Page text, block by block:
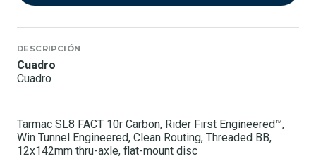
DESCRIPCIÓN
Cuadro
Cuadro
Tarmac SL8 FACT 10r Carbon, Rider First Engineered™,
Win Tunnel Engineered, Clean Routing, Threaded BB,
12x142mm thru-axle, flat-mount disc